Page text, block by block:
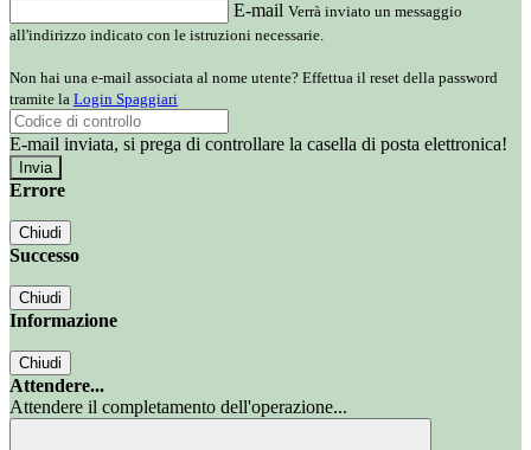
E-mail Verrà inviato un messaggio
all'indirizzo indicato con le istruzioni necessarie.
Non hai una e-mail associata al nome utente? Effettua il reset della password
tramite la Login Spaggiari
E-mail inviata, si prega di controllare la casella di posta elettronica!
Errore
Chiudi
Successo
Chiudi
Informazione
Chiudi
Attendere...
Attendere il completamento dell'operazione...